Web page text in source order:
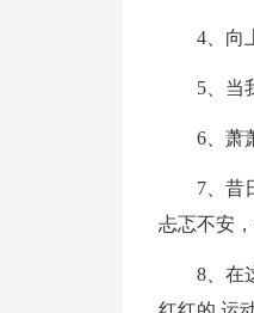
4、向
5、当
6、萧
7、昔
忐忑不安
8、在